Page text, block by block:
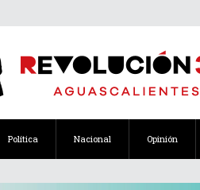
Política Nacional Opinión